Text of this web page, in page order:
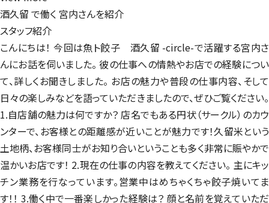
酒久留 で働く 宮内さんを紹介
スタッフ紹介
こんにちは！ 今回は魚ト餃子 酒久留 -circle-で活躍する宮内さ
んにお話を伺いました。 彼の仕事への情熱やお店での経験につい
て、詳しくお聞きしました。 お店の魅力や普段の仕事内容、そして
日々の楽しみなどを語っていただきましたので、ぜひご覧ください。
1.自店舗の魅力は何ですか？ 店名でもある円状（サークル）のカウ
ンターで、お客様との距離感が近いことが魅力です！久留米という
土地柄、お客様同士がお知り合いということも多く非常に賑やかで
温かいお店です！ 2.現在の仕事の内容を教えてください。 主にキッ
チン業務を行なっています。営業中はめちゃくちゃ餃子焼いてま
す！！ 3.働く中で一番楽しかった経験は？ 顔と名前を覚えていただ